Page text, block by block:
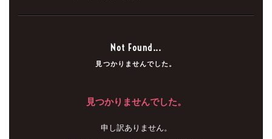
Not Found...
見つかりませんでした。
見つかりませんでした。
申し訳ありません。